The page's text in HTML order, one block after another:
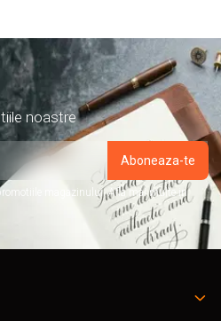
noastre
magazinului. Afla mai multe in